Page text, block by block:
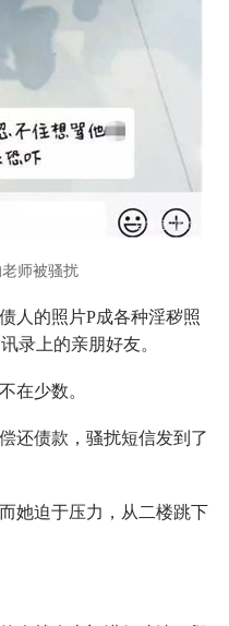
师被骚扰
人的照片P成各种淫秽照
录上的亲朋好友。
在少数。
还债款，骚扰短信发到了
她迫于压力，从二楼跳下